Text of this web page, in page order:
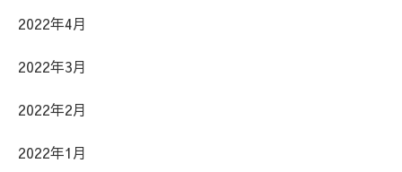
2022年4月
2022年3月
2022年2月
2022年1月